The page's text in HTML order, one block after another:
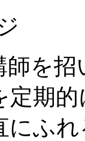
を
定期
にふ